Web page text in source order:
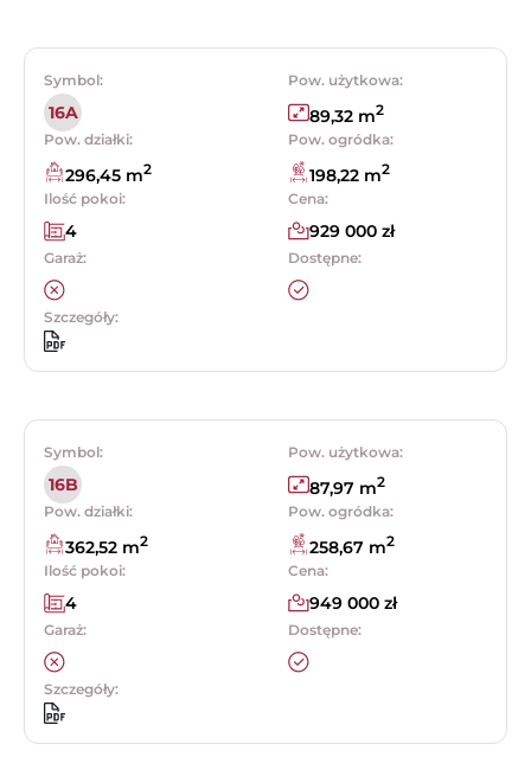
Symbol:
16A
Pow. użytkowa:
89,32 m2
Pow. działki:
296,45 m2
Pow. ogródka:
198,22 m2
Ilość pokoi:
4
Cena:
929 000 zł
Garaż: Dostępne:
Szczegóły:
Symbol:
16B
Pow. użytkowa:
87,97 m2
Pow. działki:
362,52 m2
Pow. ogródka:
258,67 m2
Ilość pokoi:
4
Cena:
949 000 zł
Garaż: Dostępne:
Szczegóły: